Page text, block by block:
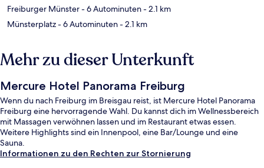
Freiburger Münster- 6 Autominuten- 2.1 km
Münsterplatz- 6 Autominuten- 2.1 km
Mehr zu dieser Unterkunft
Mercure Hotel Panorama Freiburg
Wenn du nach Freiburg im Breisgau reist, ist Mercure Hotel Panorama
Freiburg eine hervorragende Wahl. Du kannst dich im Wellnessbereich
mit Massagen verwöhnen lassen und im Restaurant etwas essen.
Weitere Highlights sind ein Innenpool, eine Bar/Lounge und eine
Sauna.
Informationen zu den Rechten zur Stornierung